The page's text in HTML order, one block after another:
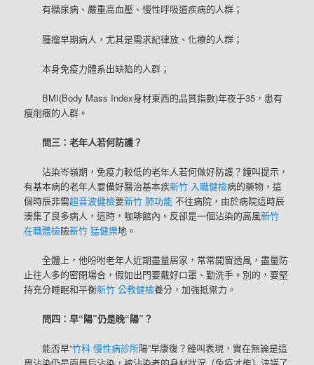
有糖尿病、嚴重高血壓、慢性呼吸道疾病的人群；
腫瘤早期病人，尤其是需求紀律放、化療的人群；
本身免疫力體系出缺陷的人群；
BMI(Body Mass Index身材東西的品質指數)年夜于35，患有
瘦削癥的人群。
問三：老年人若何防護？
沾染岑嶺期，免疫力較低的老年人若何做好防護？鐘叫提示，
有基本病的老年人要備好醫治基本疾新竹 入職健檢病的藥物，這
個時辰非需超音波健檢要新竹 肺功能不往病院，由於病院這時辰
湊集了良多病人，這時，咖啡館內。反卻是一個沾染的高風新竹
在職體檢險新竹 猛健樂地。
全體上，他吩咐老年人近期盡量居家，常常開窗透風，盡量防
止往人多的密閉場合，假如出門要戴好口罩、勤洗手。別的，要堅
持充分睡眠和平衡新竹 公教健檢養分，加強抵禦力。
問四：早“陽”仍是晚“陽”？
能否早“竹科 慢性病診所陽”早康復？鐘叫表現，實在無論是這